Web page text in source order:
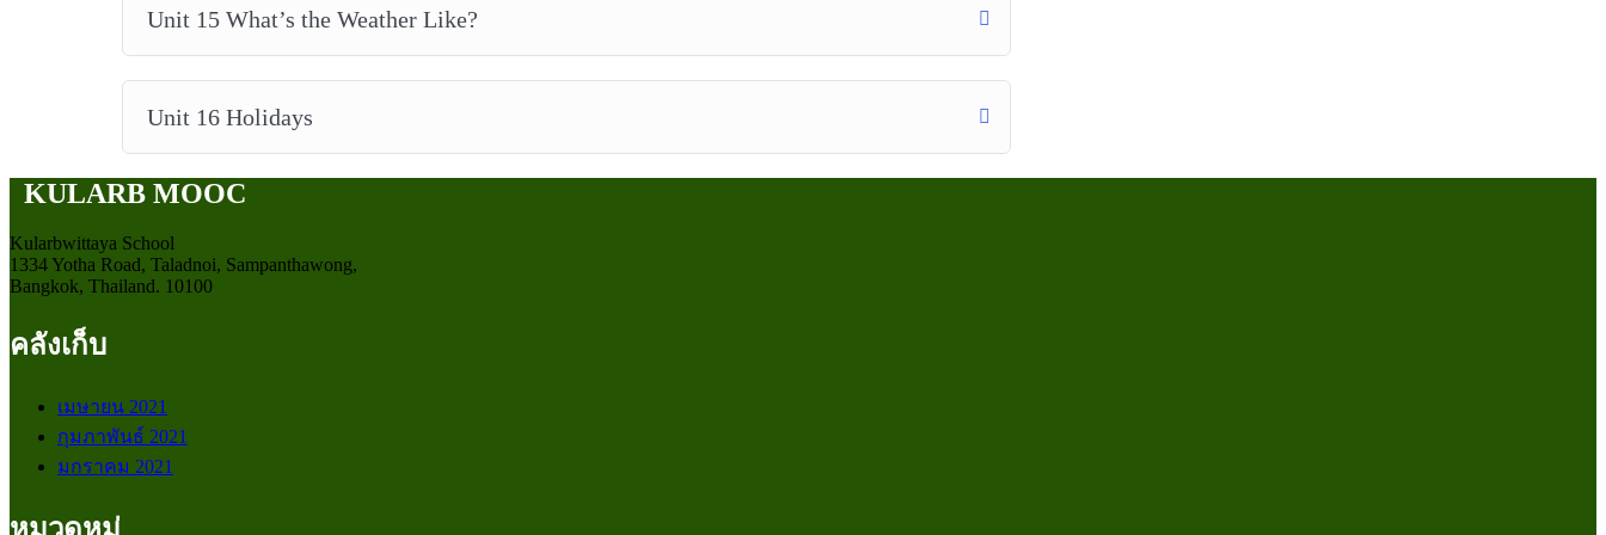
Unit 15 What’s the Weather Like?
Unit 16 Holidays
KULARB MOOC
Kularbwittaya School
1334 Yotha Road, Taladnoi, Sampanthawong,
Bangkok, Thailand. 10100
คลังเก็บ
เมษายน 2021
กุมภาพันธ์ 2021
มกราคม 2021